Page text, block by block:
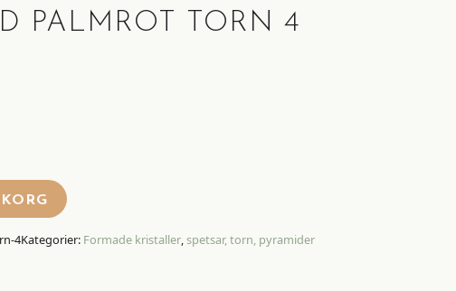
PALMROT TORN 4
4Kategorier: Formade kristaller,spetsar, torn, pyramider